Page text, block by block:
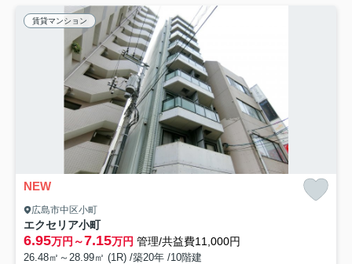
賃貸マンション
NEW
広島市中区小町
エクセリア小町
6.95万円～7.15万円 管理/共益費11,000円
26.48㎡～28.99㎡ (1R) /築20年 /10階建